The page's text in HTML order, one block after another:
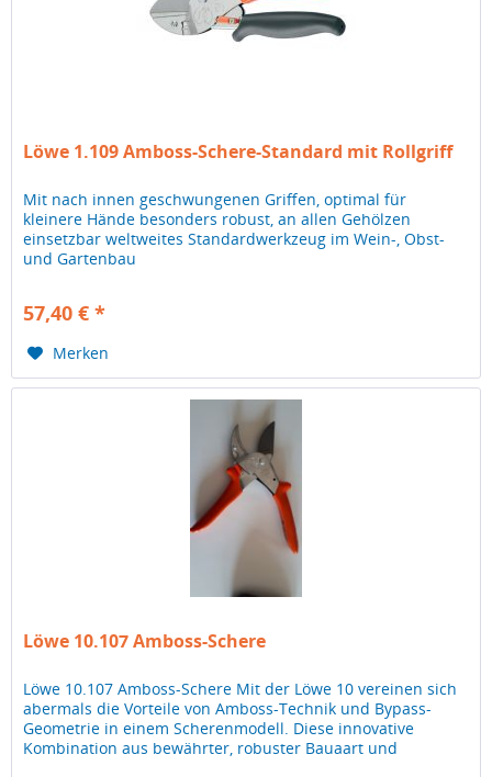
Löwe 1.109 Amboss-Schere-Standard mit Rollgriff
Mit nach innen geschwungenen Griffen, optimal für
kleinere Hände besonders robust, an allen Gehölzen
einsetzbar weltweites Standardwerkzeug im Wein-, Obst-
und Gartenbau
57,40 € *
Merken
Löwe 10.107 Amboss-Schere
Löwe 10.107 Amboss-Schere Mit der Löwe 10 vereinen sich
abermals die Vorteile von Amboss-Technik und Bypass-
Geometrie in einem Scherenmodell. Diese innovative
Kombination aus bewährter, robuster Bauaart und